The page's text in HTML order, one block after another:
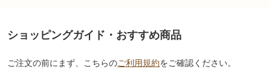
ショッピングガイド・おすすめ商品
ご注文の前にまず、こちらのご利用規約をご確認ください。